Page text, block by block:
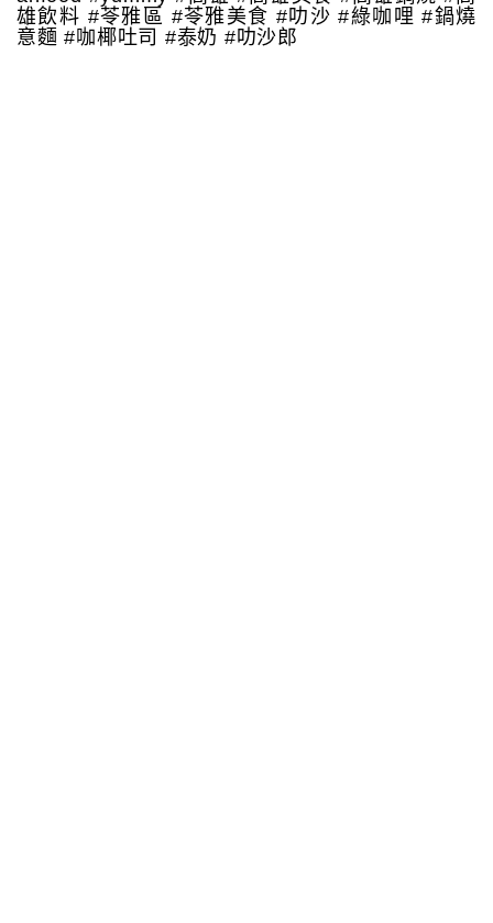
雄飲料 #苓雅區 #苓雅美食 #叻沙 #綠咖哩 #鍋燒
意麵 #咖椰吐司 #泰奶 #叻沙郎